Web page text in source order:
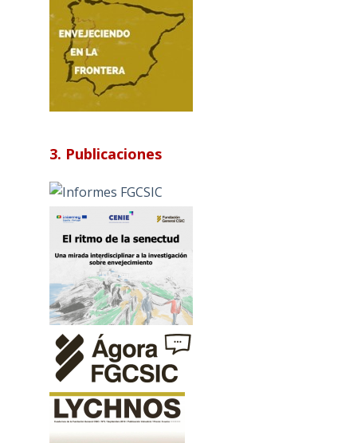
3. Publicaciones